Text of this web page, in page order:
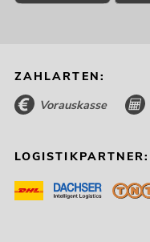
ZAHLARTEN:
Vorauskasse
LOGISTIKPARTNER: